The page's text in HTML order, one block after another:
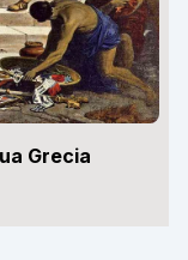
Grecia